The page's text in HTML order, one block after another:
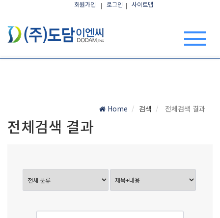
회원가입 로그인 사이트맵
Home 검색 전체검색 결과
전체검색 결과